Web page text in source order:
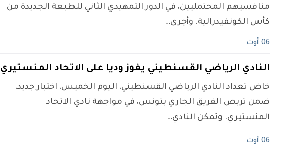
منافسيهم المحتمليين، في الدور التمهيدي الثاني للطبعة الجديدة من
كأس الكونفيدرالية. وأجرى…
06 أوت
النادي الرياضي القسنطيني يفوز وديا على الاتحاد المنستيري
خاض تعداد النادي الرياضي القسنطيني، اليوم الخميس، اختبار جديد،
ضمن تربص الفريق الجاري بتونس، في مواجهة نادي الاتحاد
المنستيري. وتمكن النادي…
06 أوت